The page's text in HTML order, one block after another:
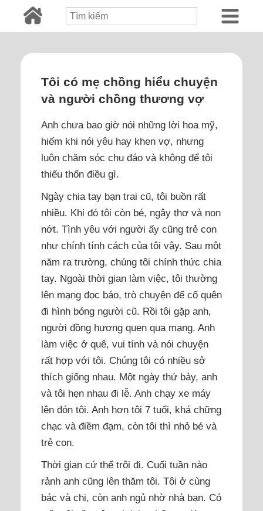
Tôi có mẹ chồng hiểu chuyện
và người chồng thương vợ
Anh chưa bao giờ nói những lời hoa mỹ,
hiếm khi nói yêu hay khen vợ, nhưng
luôn chăm sóc chu đáo và không để tôi
thiếu thốn điều gì.
Ngày chia tay bạn trai cũ, tôi buồn rất
nhiều. Khi đó tôi còn bé, ngây thơ và non
nớt. Tình yêu với người ấy cũng trẻ con
như chính tính cách của tôi vậy. Sau một
năm ra trường, chúng tôi chính thức chia
tay. Ngoài thời gian làm việc, tôi thường
lên mạng đọc báo, trò chuyện để cố quên
đi hình bóng người cũ. Rồi tôi gặp anh,
người đồng hương quen qua mạng. Anh
làm việc ở quê, vui tính và nói chuyện
rất hợp với tôi. Chúng tôi có nhiều sở
thích giống nhau. Một ngày thứ bảy, anh
và tôi hẹn nhau đi lễ. Anh chạy xe máy
lên đón tôi. Anh hơn tôi 7 tuổi, khá chững
chạc và điềm đạm, còn tôi thì nhỏ bé và
trẻ con.
Thời gian cứ thế trôi đi. Cuối tuần nào
rảnh anh cũng lên thăm tôi. Tôi ở cùng
bác và chị, còn anh ngủ nhờ nhà bạn. Có